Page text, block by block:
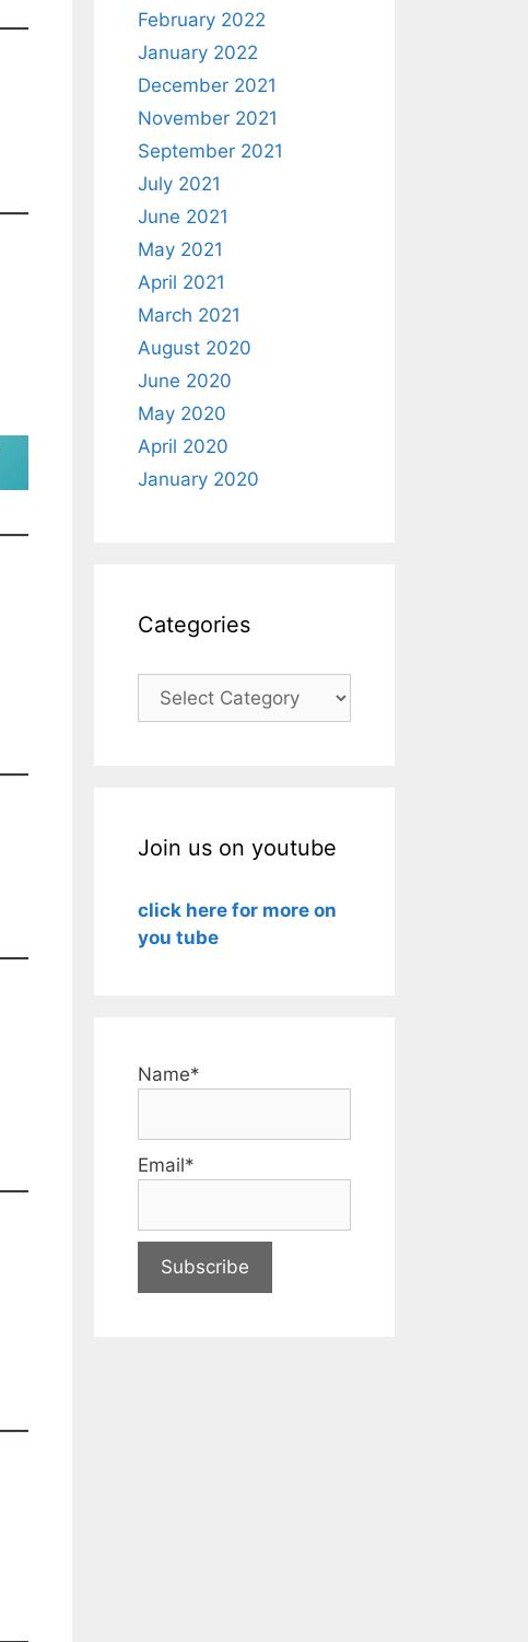
February 2022
January 2022
December 2021
November 2021
September 2021
July 2021
June 2021
May 2021
April 2021
March 2021
August 2020
June 2020
May 2020
April 2020
January 2020
Categories
Categories
Join us on youtube
click here for more on
you tube
Name*
Email*